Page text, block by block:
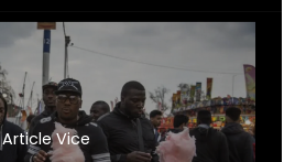
Article Vice